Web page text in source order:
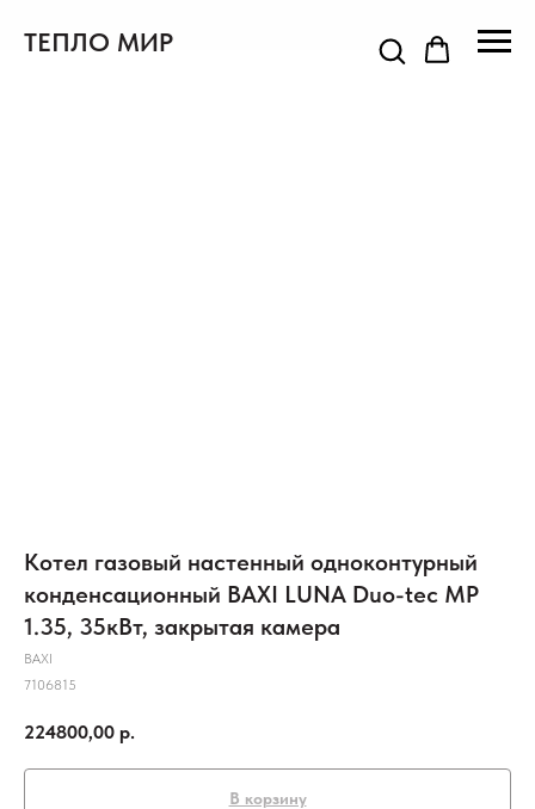
ТЕПЛО МИР
Котел газовый настенный одноконтурный
конденсационный BAXI LUNA Duo-tec MP
1.35, 35кВт, закрытая камера
BAXI
7106815
224800,00 р.
В корзину